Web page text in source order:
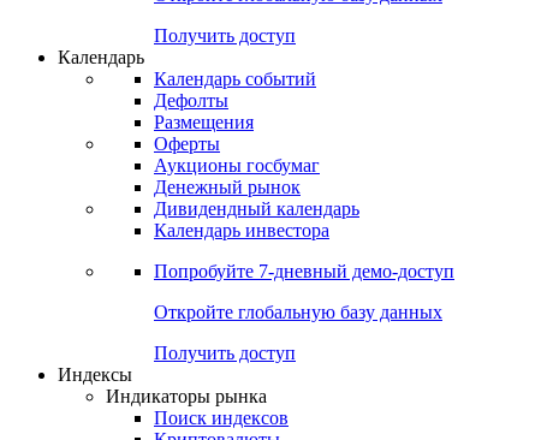
Попробуйте7-дневный
Откройте глобальную базу данных
Получить доступ
Календарь
Календарь событий
Дефолты
Размещения
Оферты
Аукционы госбумаг
Денежный рынок
Дивидендный календарь
Календарь инвестора
Попробуйте7-дневный
Получить доступ